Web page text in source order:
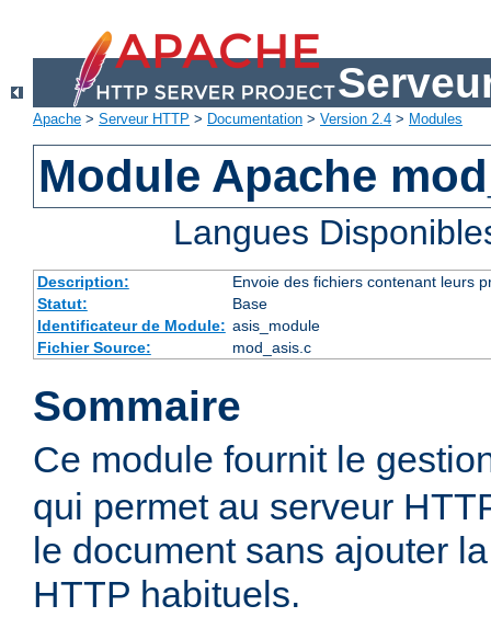
Apache > Serveur HTTP > Documentation > Version 2.4 > Modules
Module Apache
Langues
Description:
Envoie des fichiers contenant leurs
Statut:
Base
Identificateur de Module: asis_module
Fichier Source:
mod_asis.c
Sommaire
Ce module fournit le
qui permet au serveur
le document sans ajouter
HTTP habituels.